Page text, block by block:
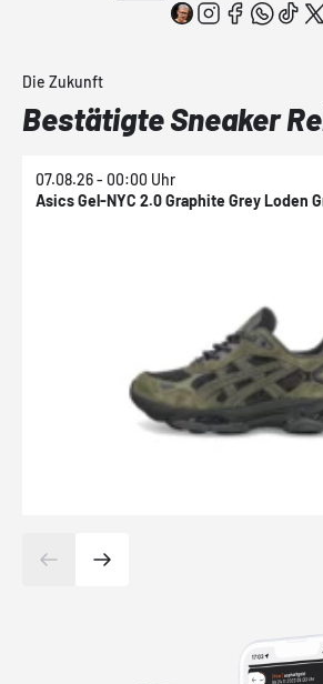
Die Zukunft
Bestätigte Sneaker
07.08.26 - 00:00 Uhr
Asics Gel-NYC 2.0 Graphite Grey Loden